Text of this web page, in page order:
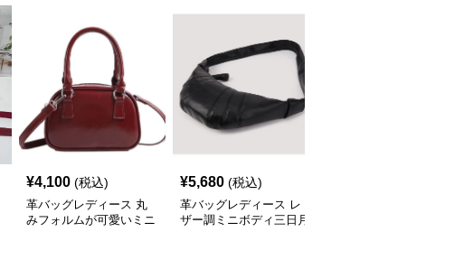
¥4,100 (税込)
革バッグレディース 丸
みフォルムが可愛いミニ
¥5,680 (税込)
革バッグレディース レ
ザー調ミニボディ三日月